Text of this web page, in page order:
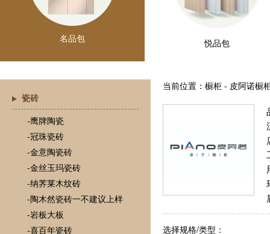
名品包 悦品包
瓷砖
-鹰牌陶瓷
-冠珠瓷砖
-金意陶瓷砖
-金丝玉玛瓷砖
-纳荠莱木纹砖
-陶木然瓷砖一不建议上样
-岩板大板
-喜百年瓷砖
当前位置：橱柜 - 皮阿诺橱
选择规格/类型：